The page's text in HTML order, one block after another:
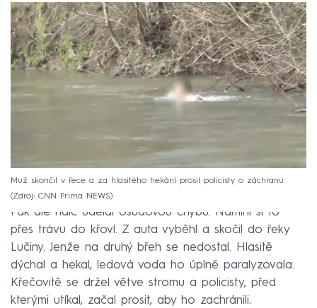
Muž skončil v řece a za hlasitého hekání prosil policisty o záchranu.
Zdroj: CNN Prima NEWS
Pak ale řidič udělal osudovou chybu. Namířil si to
přes trávu do křoví. Z auta vyběhl a skočil do řeky
Lučiny. Jenže na druhý břeh se nedostal. Hlasitě
dýchal a hekal, ledová voda ho úplně paralyzovala.
Křečovitě se držel větve stromu a policisty, před
kterými utíkal, začal prosit, aby ho zachránili.